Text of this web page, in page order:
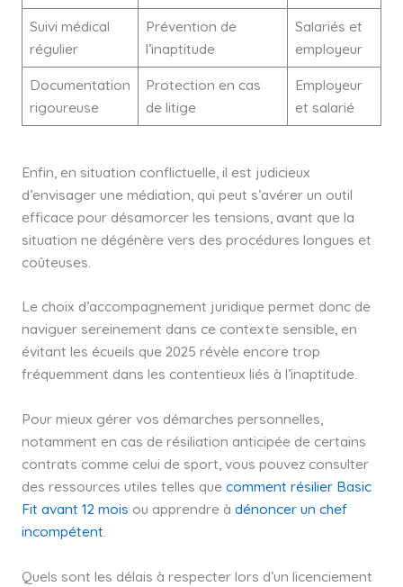
Suivi médical
régulier
Prévention de
l’inaptitude
Salariés et
employeur
Documentation
rigoureuse
Protection en cas
de litige
Employeur
et salarié
Enfin, en situation conflictuelle, il est judicieux
d’envisager une médiation, qui peut s’avérer un outil
efficace pour désamorcer les tensions, avant que la
situation ne dégénère vers des procédures longues et
coûteuses.
Le choix d’accompagnement juridique permet donc de
naviguer sereinement dans ce contexte sensible, en
évitant les écueils que 2025 révèle encore trop
fréquemment dans les contentieux liés à l’inaptitude.
Pour mieux gérer vos démarches personnelles,
notamment en cas de résiliation anticipée de certains
contrats comme celui de sport, vous pouvez consulter
des ressources utiles telles que comment résilier Basic
Fit avant 12 mois ou apprendre à dénoncer un chef
incompétent.
Quels sont les délais à respecter lors d’un licenciement